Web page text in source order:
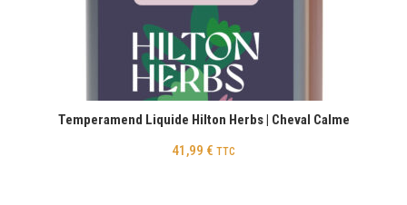
Temperamend Liquide Hilton Herbs | Cheval Calme
41,99 € TTC